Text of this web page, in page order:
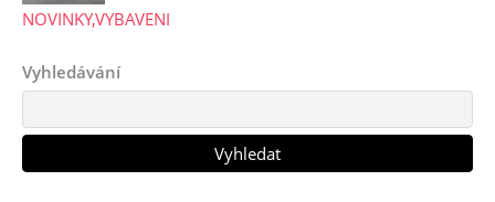
NOVINKY,VYBAVENI
Vyhledávání